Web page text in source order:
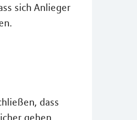
sich Anlieger
dass
gehen